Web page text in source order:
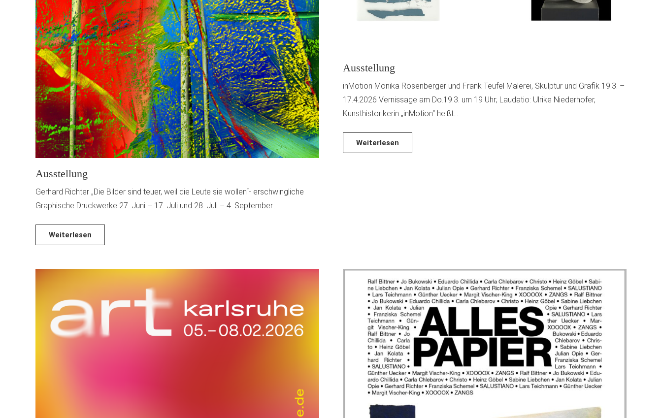
Ausstellung
Gerhard Richter „Die Bilder sind teuer, weil die Leute sie wollen“- erschwingliche
Graphische Druckwerke 27. Juni – 17. Juli und 28. Juli – 4. September…
Weiterlesen
Ausstellung
inMotion Monika Rosenberger und Frank Teufel Malerei, Skulptur und Grafik 19.3. –
17.4.2026 Vernissage am Do.19.3. um 19 Uhr; Laudatio: Ulrike Niederhofer,
Kunsthistorikerin „inMotion“ heißt…
Weiterlesen